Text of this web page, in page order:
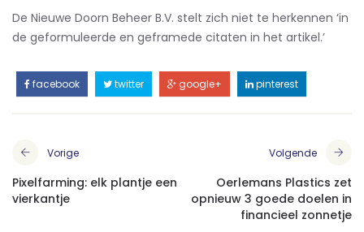
De Nieuwe Doorn Beheer B.V. stelt zich niet te herkennen ‘in
de geformuleerde en geframede citaten in het artikel.’
facebook twitter google+ pinterest
Vorige
Pixelfarming: elk plantje een
vierkantje
Volgende
Oerlemans Plastics zet
opnieuw 3 goede doelen in
financieel zonnetje